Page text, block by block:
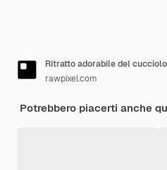
Ritratto adorabile del
rawpixel.com
Potrebbero piacerti anche